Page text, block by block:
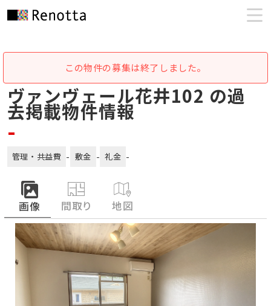
この物件の募集は終了しました。
ヴァンヴェール花井102 の過
去掲載物件情報
-
管理・共益費 - 敷金 - 礼金 -
画像 間取り 地図